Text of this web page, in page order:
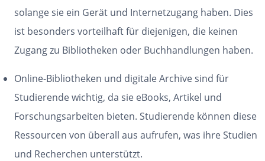
solange sie ein Gerät und Internetzugang haben. Dies
ist besonders vorteilhaft für diejenigen, die keinen
Zugang zu Bibliotheken oder Buchhandlungen haben.
Online-Bibliotheken und digitale Archive sind für
Studierende wichtig, da sie eBooks, Artikel und
Forschungsarbeiten bieten. Studierende können diese
Ressourcen von überall aus aufrufen, was ihre Studien
und Recherchen unterstützt.